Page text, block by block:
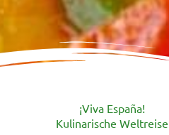
¡Viva España!
Kulinarische Weltreise